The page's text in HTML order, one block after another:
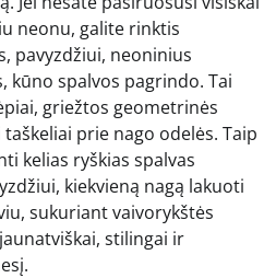
neonu, galite rinktis
pavyzdžiui, neoninius
kūno spalvos pagrindo. Tai
griežtos geometrinės
prie nago odelės. Taip
kelias ryškias spalvas
kiekvieną nagą lakuoti
sukuriant vaivorykštės
stilingai ir